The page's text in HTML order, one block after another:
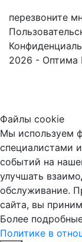
перезвоните
2026 - Оптима
Файлы cookie
Мы используем
специалистами
событий на
улучшать
обслуживание.
сайта, вы
Более
Политике в